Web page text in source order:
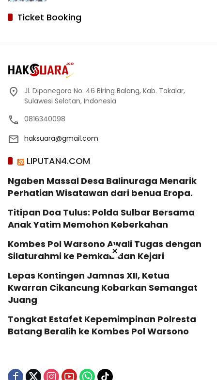
Ticket Booking
Jl. Diponegoro No. 46 Biring Balang, Kab. Takalar,
Sulawesi Selatan, Indonesia
0816340098
haksuara@gmail.com
LIPUTAN4.COM
Ngaben Massal Desa Balinuraga Menarik
Perhatian Wisatawan dari benua Eropa.
Titipan Doa Tulus: Polda Sulbar Bersama
Anak Yatim Memohon Keberkahan
Kombes Pol Warsono Awali Tugas dengan
Silaturahmi ke Pemkab dan Kejari
Lepas Kontingen Jamnas XII, Ketua
Kwarran Cikancung Kobarkan Semangat
Juang
Tongkat Estafet Kepemimpinan Polresta
Batang Beralih ke Kombes Pol Warsono
×